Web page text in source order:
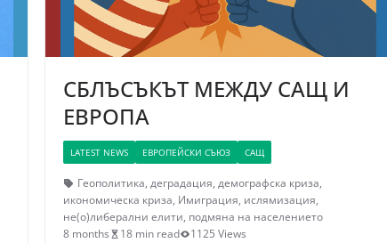
СБЛЪСЪКЪТ МЕЖДУ САЩ И
ЕВРОПА
LATEST NEWS ЕВРОПЕЙСКИ СЪЮЗ САЩ
Геополитика,деградация,демографска криза,
икономическа криза, Имиграция, ислямизация,
не(о)либерални елити, подмяна на населението
8 months
18 min read 1125 Views